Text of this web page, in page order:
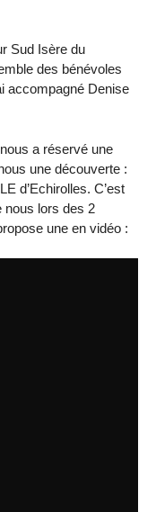
Sud Isère du
des bénévoles
accompagné Denise
a réservé une
une découverte :
d’Echirolles. C’est
nous lors des 2
une en vidéo :